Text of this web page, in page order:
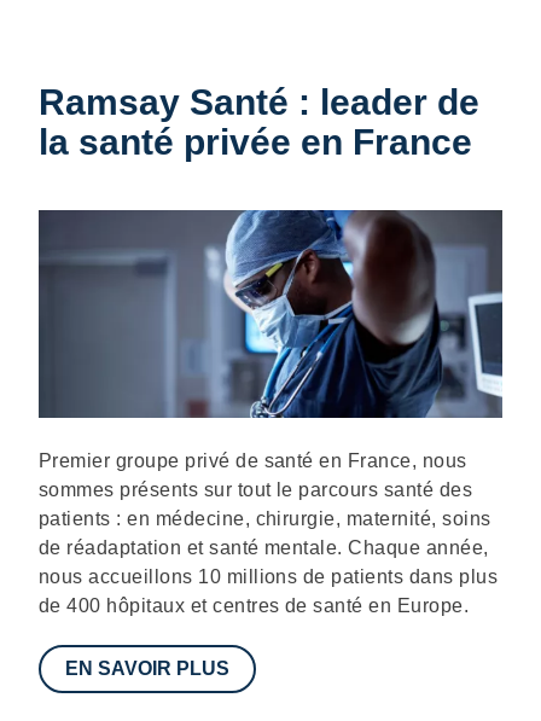
Ramsay Santé : leader de
la santé privée en France
Description
Premier groupe privé de santé en France, nous
sommes présents sur tout le parcours santé des
patients : en médecine, chirurgie, maternité, soins
de réadaptation et santé mentale. Chaque année,
nous accueillons 10 millions de patients dans plus
de 400 hôpitaux et centres de santé en Europe.
EN SAVOIR PLUS